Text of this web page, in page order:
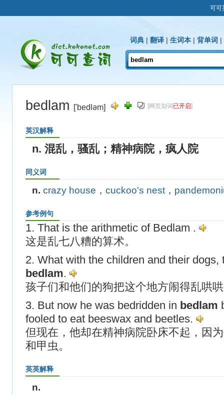
可可
词典 | 翻译 | 生词本 | 背单词 |
bedlam ['bedləm] [网页划词 已开启]
英汉解释
n. 混乱，骚乱；精神病院，疯人院
同义词
n. crazy house ， cuckoo's nest ，
参考例句
1. That is the arithmetic of Bedlam .
这是乱七八糟的算术。
2. What with the children and their dogs,
bedlam.
孩子们和他们的狗把这个地方闹得乱哄
3. But now he was bedridden in bedlam
fooled to eat beeswax and beetles.
但现在，他却在精神病院卧床不起，因
和甲虫。
英英解释
n.